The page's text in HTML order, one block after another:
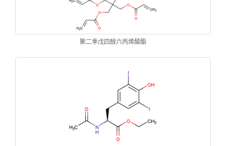
聚二季戊四醇六丙烯酸酯